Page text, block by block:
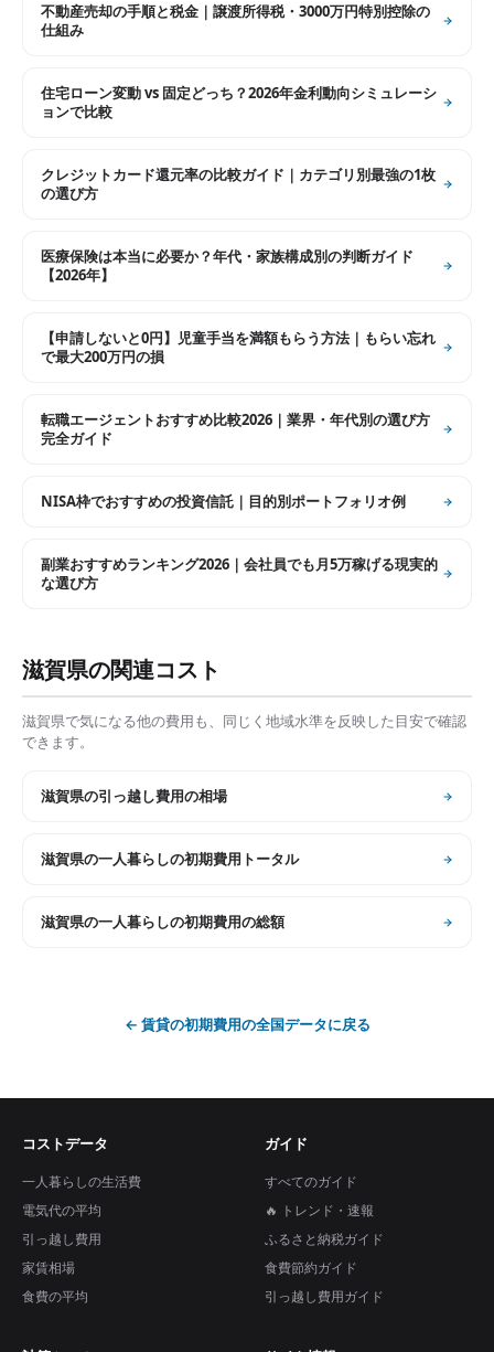
不動産売却の手順と税金｜譲渡所得税・3000万円特別控除の
仕組み
住宅ローン変動 vs 固定どっち？2026年金利動向シミュレーシ
ョンで比較
クレジットカード還元率の比較ガイド｜カテゴリ別最強の1枚
の選び方
医療保険は本当に必要か？年代・家族構成別の判断ガイド
【2026年】
【申請しないと0円】児童手当を満額もらう方法｜もらい忘れ
で最大200万円の損
転職エージェントおすすめ比較2026｜業界・年代別の選び方
完全ガイド
NISA枠でおすすめの投資信託｜目的別ポートフォリオ例
副業おすすめランキング2026｜会社員でも月5万稼げる現実的
な選び方
滋賀県の関連コスト
滋賀県で気になる他の費用も、同じく地域水準を反映した目安で確認
できます。
滋賀県の引っ越し費用の相場
滋賀県の一人暮らしの初期費用トータル
滋賀県の一人暮らしの初期費用の総額
← 賃貸の初期費用の全国データに戻る
コストデータ
一人暮らしの生活費
電気代の平均
引っ越し費用
家賃相場
食費の平均
ガイド
すべてのガイド
🔥 トレンド・速報
ふるさと納税ガイド
食費節約ガイド
引っ越し費用ガイド